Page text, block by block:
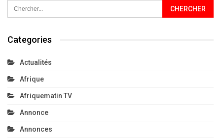
Categories
Actualités
Afrique
Afriquematin TV
Annonce
Annonces